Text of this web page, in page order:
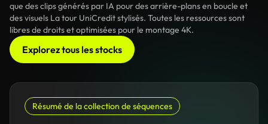
que des clips générés par IA pour des arrière-plans en boucle et
des visuels La tour UniCredit stylisés. Toutes les ressources sont
libres de droits et optimisées pour le montage 4K.
Explorez tous les stocks
Résumé de la collection de séquences